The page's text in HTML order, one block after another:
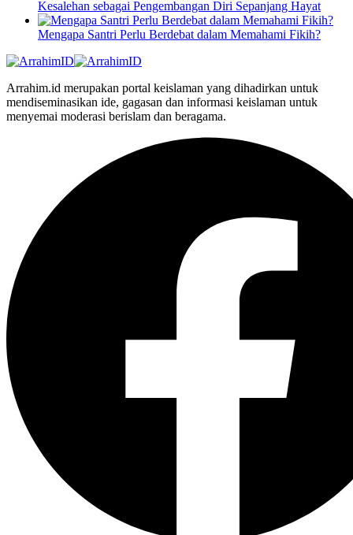
Kesalehan sebagai Pengembangan Diri Sepanjang Hayat
Mengapa Santri Perlu Berdebat dalam Memahami Fikih?
Arrahim.id merupakan portal keislaman yang dihadirkan untuk
mendiseminasikan ide, gagasan dan informasi keislaman untuk
menyemai moderasi berislam dan beragama.